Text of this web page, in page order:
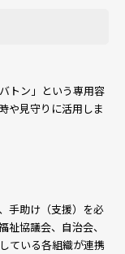
トン」という専用容
や見守りに活用しま
手助け（支援）を必
祉協議会、自治会、
ている各組織が連携